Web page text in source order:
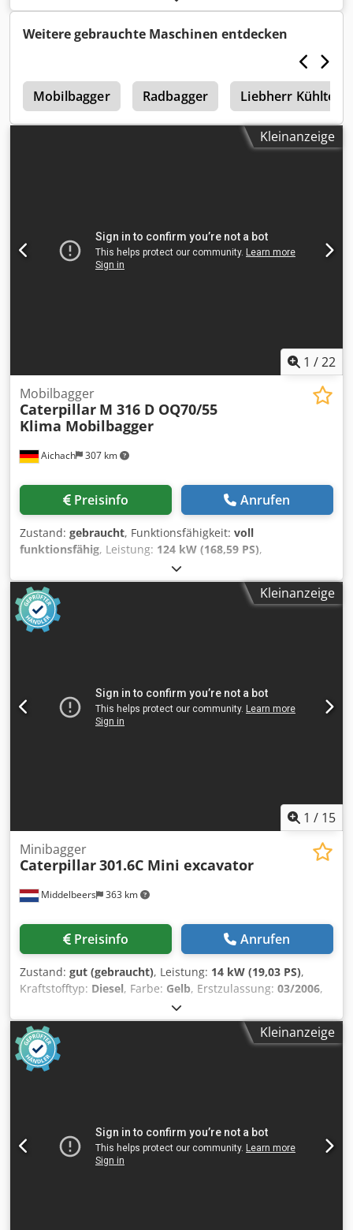
Dwodpfowmbtfex Aiija * Verstellausleger *
Schnellwechsler Lehnhoff HS 10 * Einsatzgewicht: 22.000kg
* Top Zustand
Weitere gebrauchte Maschinen entdecken
Mobilbagger Radbagger Liebherr
Kleinanzeige
1 /22
Aichach 307 km
Mobilbagger
Caterpillar M 316 D OQ70/55
Klima Mobilbagger
Preisinfo Anrufen
Zustand: gebraucht, Funktionsfähigkeit: voll
funktionsfähig, Leistung: 124 kW (168,59 PS),
, Baujahr:
Betriebsstunden:13.000 h, Ausstattung:Greiferhydraulik,
Hammerhydraulik, Klimaanlage
, Caterpillar M316D
Mobilbagger Baujahr 2010 13.000 h Dwjdpsxq A D Refx
Aiioa 17.150 kg 124 KW CAT 6 Zylinder Motor 250cm
Kleinanzeige
1 / 15
Middelbeers 363 km
Minibagger
Caterpillar301.6C Mini excavator
Preisinfo Anrufen
Zustand: gut (gebraucht), Leistung: 14 kW (19,03 PS),
Kraftstofftyp: Diesel, Farbe: Gelb, Erstzulassung: 03/2006,
, Betriebsstunden:
Informationen Modelljahr: 2006 Verwendungszweck:
Bauwesen Seriennummer: JBB00645 Dedpfow Hpqrjx
Aiiswa Technische Informationen Zylinderzahl: 3 Antrieb:
Raupe Leergewicht: 1.720 kg Zustand Technischer
Informationen zu erhalten.
Kleinanzeige